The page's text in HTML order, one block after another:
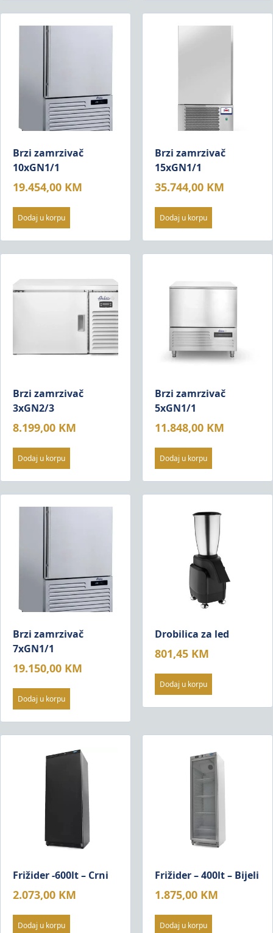
Brzi zamrzivač
10xGN1/1
19.454,00 KM
Dodaj u korpu
Brzi zamrzivač
15xGN1/1
35.744,00 KM
Dodaj u korpu
Brzi zamrzivač
3xGN2/3
8.199,00 KM
Dodaj u korpu
Brzi zamrzivač
5xGN1/1
11.848,00 KM
Dodaj u korpu
Brzi zamrzivač
7xGN1/1
19.150,00 KM
Dodaj u korpu
Drobilica za led
801,45 KM
Dodaj u korpu
Frižider -600lt – Crni
2.073,00 KM
Dodaj u korpu
Frižider – 400lt – Bijeli
1.875,00 KM
Dodaj u korpu